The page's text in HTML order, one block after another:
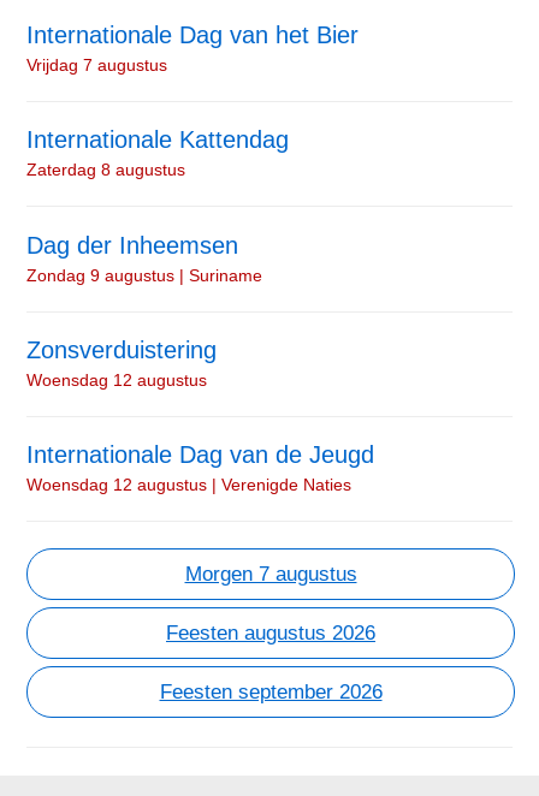
Internationale Dag van het Bier
Vrijdag 7 augustus
Internationale Kattendag
Zaterdag 8 augustus
Dag der Inheemsen
Zondag 9 augustus | Suriname
Zonsverduistering
Woensdag 12 augustus
Internationale Dag van de Jeugd
Woensdag 12 augustus | Verenigde Naties
Morgen 7 augustus
Feesten augustus 2026
Feesten september 2026